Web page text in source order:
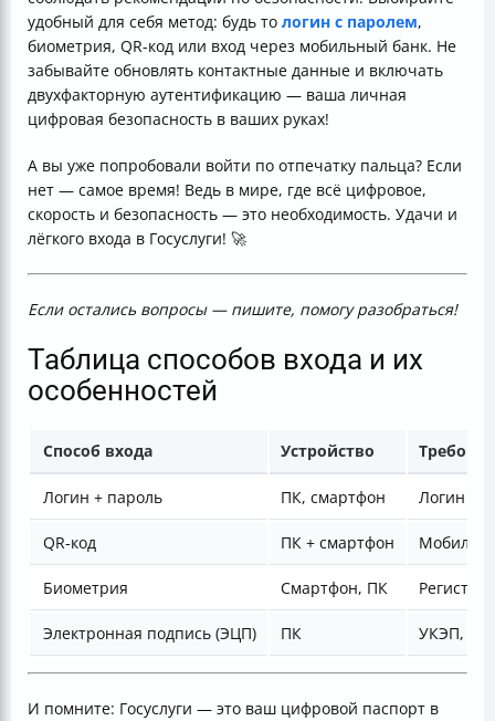
удобный для себя метод: будь то логин с паролем,
биометрия, QR-код или вход через мобильный банк. Не
забывайте обновлять контактные данные и включать
двухфакторную аутентификацию — ваша личная
цифровая безопасность в ваших руках!
А вы уже попробовали войти по отпечатку пальца? Если
нет — самое время! Ведь в мире, где всё цифровое,
скорость и безопасность — это необходимость. Удачи и
лёгкого входа в Госуслуги! 🚀
Если остались вопросы — пишите, помогу разобраться!
Таблица способов входа и их
особенностей
Способ входа Устройство
Логин + пароль ПК, смартфон Логин
QR-код ПК + смартфон
Биометрия Смартфон, ПК
Электронная подпись (ЭЦП) ПК УКЭП,
И помните: Госуслуги — это ваш цифровой паспорт в